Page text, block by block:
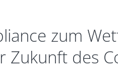
zum
Zukunft des